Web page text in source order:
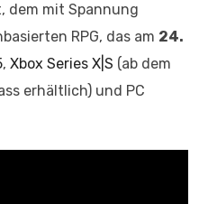
dem mit Spannung
RPG, das am 24.
, Xbox Series X|S (ab dem
erhältlich) und PC